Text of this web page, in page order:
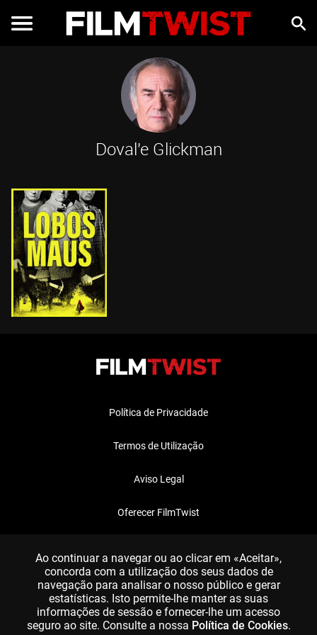
Doval'e Glickman
Política de Privacidade
Termos de Utilização
Aviso Legal
Oferecer FilmTwist
Ao continuar a navegar ou ao clicar em «Aceitar»,
concorda com a utilização dos seus dados de
navegação para analisar o nosso público e gerar
estatísticas. Isto permite-lhe manter as suas
informações de sessão e fornecer-lhe um acesso
seguro ao site. Consulte a nossa Política de Cookies.